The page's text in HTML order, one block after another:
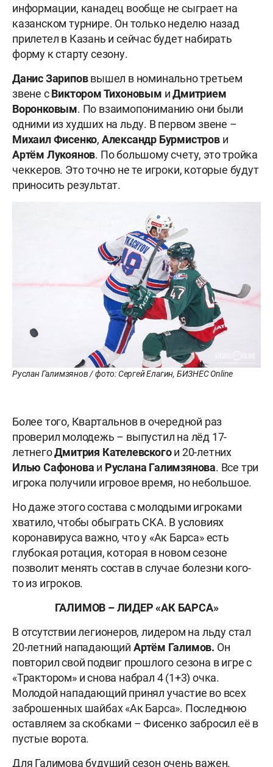
информации, канадец вообще не сыграет на
казанском турнире. Он только неделю назад
прилетел в Казань и сейчас будет набирать
форму к старту сезону.
Данис Зариповвышел в номинально третьем
звене сВиктором Тихоновым иДмитрием
Воронковым. По взаимопониманию они были
одними из худших на льду. В первом звене –
Михаил Фисенко, Александр Бурмистров и
Артём Лукоянов. По большому счету, это тройка
чеккеров. Это точно не те игроки, которые будут
приносить результат.
Руслан Галимзянов / фото: Сергей Елагин, БИЗНЕС Online
Более того, Квартальнов в очередной раз
проверил молодежь – выпустил на лёд 17-
летнегоДмитрия Кателевскогои 20-летних
Илью Сафонова и Руслана Галимзянова. Все три
игрока получили игровое время, но небольшое.
Но даже этого состава с молодыми игроками
хватило, чтобы обыграть СКА. В условиях
коронавируса важно, что у «Ак Барса» есть
глубокая ротация, которая в новом сезоне
позволит менять состав в случае болезни кого-
то из игроков.
ГАЛИМОВ – ЛИДЕР «АК БАРСА»
В отсутствии легионеров, лидером на льду стал
20-летний нападающий Артём Галимов. Он
повторил свой подвиг прошлого сезона в игре с
«Трактором» и снова набрал 4 (1+3) очка.
Молодой нападающий принял участие во всех
заброшенных шайбах «Ак Барса». Последнюю
оставляем за скобками – Фисенко забросил её в
пустые ворота.
Для Галимова будущий сезон очень важен.